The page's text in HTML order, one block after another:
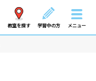
教室を探す 学習中の方 メニュー